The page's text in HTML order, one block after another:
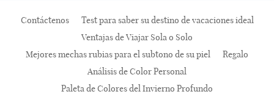
Contáctenos
Test para saber su destino de vacaciones ideal
Ventajas de Viajar Sola o Solo
Mejores mechas rubias para el subtono de su piel
Regalo
Análisis de Color Personal
Paleta de Colores del Invierno Profundo